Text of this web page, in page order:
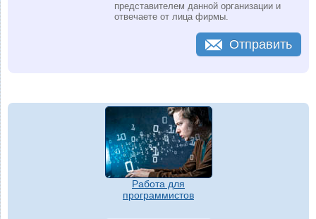
представителем данной организации и
отвечаете от лица фирмы.
Отправить
Работа для
программистов